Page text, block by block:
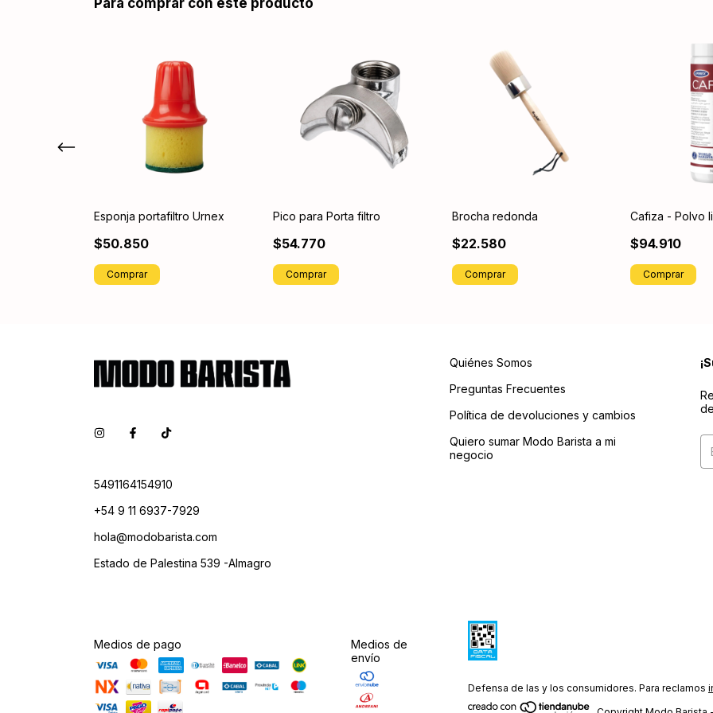
Para comprar con este producto
Esponja portafiltro Urnex
$50.850
Pico para Porta filtro
$54.770
Comprar
Brocha redonda
$22.580
Comprar
Cafiza - Polvo
$94.910
5491164154910
+54 9 11 6937-7929
hola@modobarista.com
Estado de Palestina 539 -Almagro
Quiénes Somos
Preguntas Frecuentes
Política de devoluciones y cambios
Quiero sumar Modo Barista a mi
negocio
Medios de pago
Medios de
envío
Defensa de las y los consumidores. Para reclamos